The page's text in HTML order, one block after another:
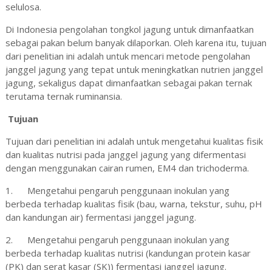
selulosa.
Di Indonesia pengolahan tongkol jagung untuk dimanfaatkan
sebagai pakan belum banyak dilaporkan. Oleh karena itu, tujuan
dari penelitian ini adalah untuk mencari metode pengolahan
janggel jagung yang tepat untuk meningkatkan nutrien janggel
jagung, sekaligus dapat dimanfaatkan sebagai pakan ternak
terutama ternak ruminansia.
Tujuan
Tujuan dari penelitian ini adalah untuk mengetahui kualitas fisik
dan kualitas nutrisi pada janggel jagung yang difermentasi
dengan menggunakan cairan rumen, EM4 dan trichoderma.
1.
Mengetahui pengaruh penggunaan inokulan yang
berbeda terhadap kualitas fisik (bau, warna, tekstur, suhu, pH
dan kandungan air) fermentasi janggel jagung.
2.
Mengetahui pengaruh penggunaan inokulan yang
berbeda terhadap kualitas nutrisi (kandungan protein kasar
(PK) dan serat kasar (SK)) fermentasi janggel jagung.